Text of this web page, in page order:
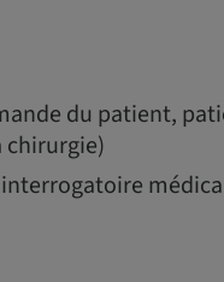
du patient,
chirurgie)